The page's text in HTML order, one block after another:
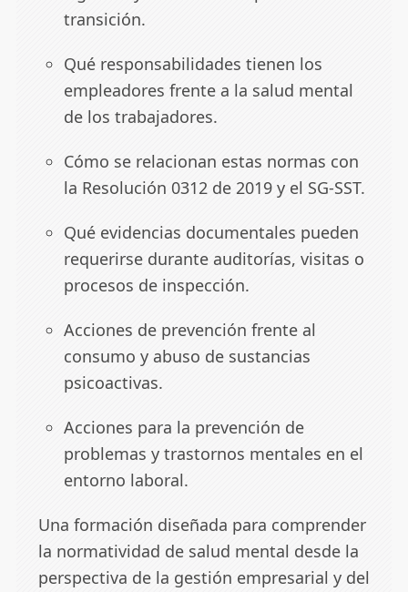
transición.
Qué responsabilidades tienen los
empleadores frente a la salud mental
de los trabajadores.
Cómo se relacionan estas normas con
la Resolución 0312 de 2019 y el SG-SST.
Qué evidencias documentales pueden
requerirse durante auditorías, visitas o
procesos de inspección.
Acciones de prevención frente al
consumo y abuso de sustancias
psicoactivas.
Acciones para la prevención de
problemas y trastornos mentales en el
entorno laboral.
Una formación diseñada para comprender
la normatividad de salud mental desde la
perspectiva de la gestión empresarial y del